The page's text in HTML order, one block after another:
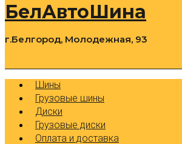
БелАвтоШина
г.Белгород, Молодежная, 93
Шины
Грузовые шины
Диски
Грузовые диски
Оплата и доставка